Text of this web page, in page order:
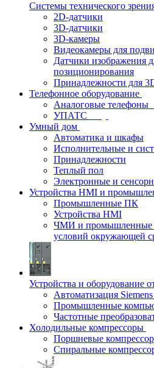
Системы технического
2D-датчики
3D-датчики
3D-камеры
Видеокамеры для
Датчики изображения
позиционирования
Принадлежности для
Телефонное оборудование
Аналоговые телефоны
УПАТС
Умный дом
Автоматика и шкафы
Исполнительные и
Принадлежности
Теплый пол
Электронные и
Устройства HMI и
Промышленные ПК
Устройства HMI
ЧМИ и промышленные
условий окружающей
Устройства и оборудование
Автоматизация
Промышленные
Частотные
Холодильные компрессоры
Поршневые
Спиральные